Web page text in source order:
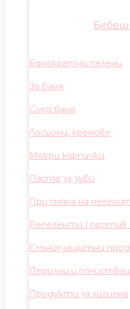
Еднократни пелени
За баня
След баня
Лосиони, кремове
Мокри кърпички
Паста за зъби
При смяна на
Репеленти ( против
Слънцезащитни
Перилни и
Продукти за хигиена